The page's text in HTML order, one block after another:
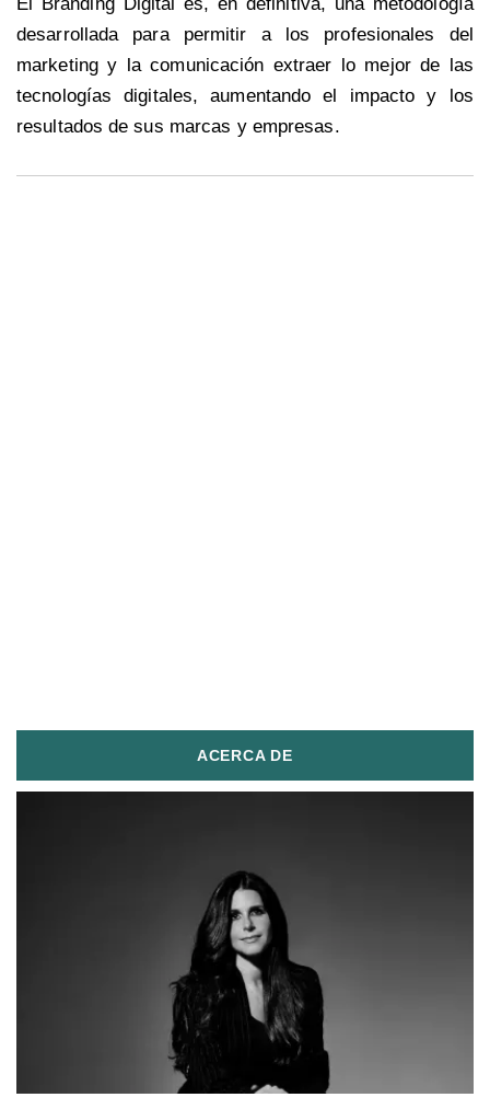
El Branding Digital es, en definitiva, una metodología
desarrollada para permitir a los profesionales del
marketing y la comunicación extraer lo mejor de las
tecnologías digitales, aumentando el impacto y los
resultados de sus marcas y empresas.
ACERCA DE